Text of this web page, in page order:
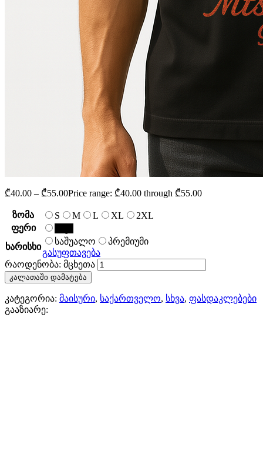
₾40.00 – ₾55.00Price range: ₾40.00 through ₾55.00
ზომა S M L XL
2XL
ფერი
ხარისხი
საშუალო
პრემიუმი
გასუფთავება
რაოდენობა: მცხეთა
კალათაში დამატება
კატეგორია: მაისური, საქართველო, სხვა, ფასდაკლებები
გააზიარე: